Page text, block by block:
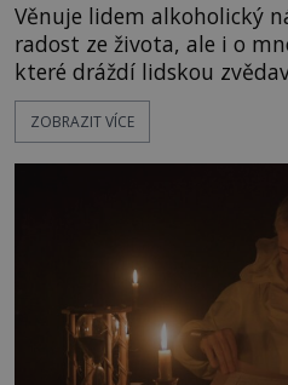
Věnuje lidem alkoholický
radost ze života, ale i o
které dráždí lidskou
doopravdy představuje
Bakchus? Mytologický příběh řeckého boha
ZOBRAZIT VÍCE